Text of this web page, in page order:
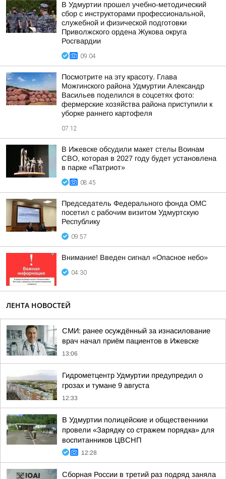
В Удмуртии прошел учебно-методический
сбор с инструкторами профессиональной,
служебной и физической подготовки
Приволжского ордена Жукова округа
Росгвардии
09:04
Посмотрите на эту красоту. Глава
Можгинского района Удмуртии Александр
Васильев поделился в соцсетях фото:
фермерские хозяйства района приступили к
уборке раннего картофеля
07:12
В Ижевске обсудили макет стелы Воинам
СВО, которая в 2027 году будет установлена
в парке «Патриот»
08:45
Председатель Федерального фонда ОМС
посетил с рабочим визитом Удмуртскую
Республику
09:57
Внимание! Введен сигнал «Опасное небо»
04:30
ЛЕНТА НОВОСТЕЙ
СМИ: ранее осуждённый за изнасилование
врач начал приём пациентов в Ижевске
13:06
Гидрометцентр Удмуртии предупредил о
грозах и тумане 9 августа
12:33
В Удмуртии полицейские и общественники
провели «Зарядку со стражем порядка» для
воспитанников ЦВСНП
12:28
Сборная России в третий раз подряд заняла